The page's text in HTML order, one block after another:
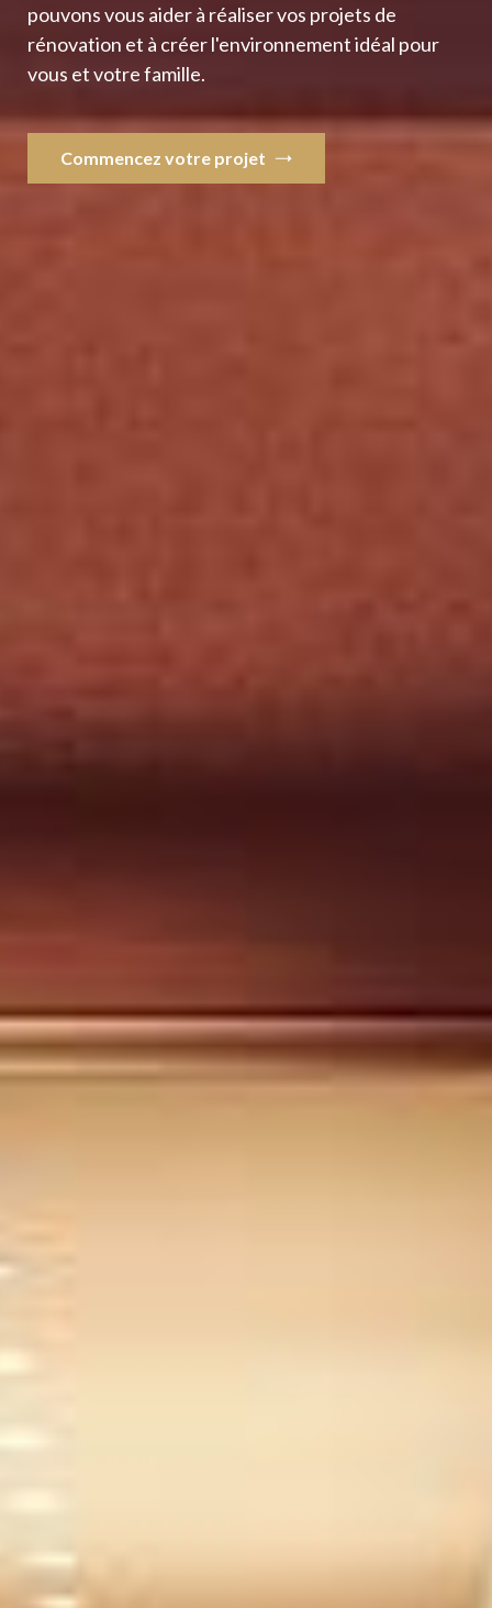
pouvons vous aider à réaliser vos projets de
rénovation et à créer l'environnement idéal pour
vous et votre famille.
Commencez votre projet